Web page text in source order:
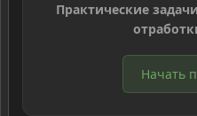
Практические
Начать